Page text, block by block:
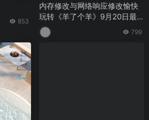
853
内存修改与网络响应修改愉快
玩转《羊了个羊》9月20日最
新教程(转载)
799